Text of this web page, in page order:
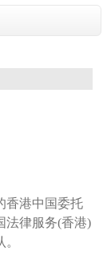
香港中国委托
法律服务(香港)